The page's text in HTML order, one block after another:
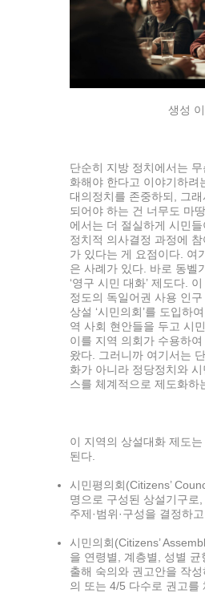
생성
단순히 지방 정치에서는
화해야 한다고 이야기하려
대의정치를 존중하되, 그
되어야 하는 건 너무도 마
에서는 더 절실하게 시민
정치적 의사결정 과정에
가 있다는 게 요점이다. 여
은 사례가 있다. 바로 동벨
‘영구 시민 대화’ 제도다.
정도의 독일어권 사용 인
상설 ‘시민의회’를 도입하
역 사회 현안들을 두고 시
이를 지역 의회가 수용하
왔다. 그러니까 여기서는
화가 아니라 정당정치와
스를 체계적으로 제도화하
이 지역의 상설대화 제도
된다.
시민평의회(Citizens’
명으로 구성된 상설기구로
주제·범위·구성을 결정하
시민의회(Citizens’
을 연령별, 계층별, 성별
출해 숙의와 권고안을 작
의 또는 4/5 다수로 권고를